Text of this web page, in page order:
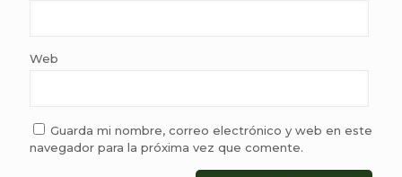
Web
Guarda mi nombre, correo electrónico y web en este
navegador para la próxima vez que comente.